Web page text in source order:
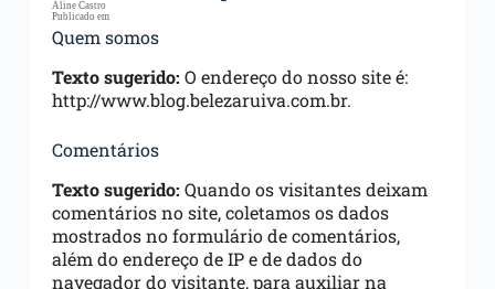
Aline Castro
Publicado em
Quem somos
Texto sugerido: O endereço do nosso site é:
http://www.blog.belezaruiva.com.br.
Comentários
Texto sugerido: Quando os visitantes deixam
comentários no site, coletamos os dados
mostrados no formulário de comentários,
além do endereço de IP e de dados do
navegador do visitante, para auxiliar na